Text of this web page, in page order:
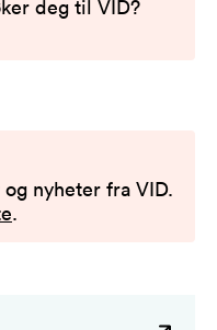
deg til VID?
nyheter fra VID.
.